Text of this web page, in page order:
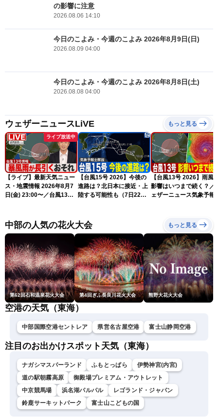
の影響に注意
2026.08.06 14:10
今日のこよみ・今週のこよみ 2026年8月9日(日)
2026.08.09 04:00
今日のこよみ・今週のこよみ 2026年8月8日(土)
2026.08.08 04:00
ウェザーニュースLiVE もっと見る
ライブ放送中
【ライブ】最新天気ニュー
ス・地震情報 2026年8月7
日(金) 23:00〜／台風13号
【台風15号 2026】今後の
進路は？北日本に接近・上
陸する可能性も（7日22時
【台風13号 2026】雨風
影響はいつまで続く？／
ェザーニュース気象予報
中部の人気の花火大会 もっと見る
第62回石和温泉花火大会 第4回ぎふ長良川花火大会 熊野大花火大会
空港の天気（東海）
中部国際空港セントレア 県営名古屋空港 富士山静岡空港
注目のお出かけスポット天気（東海）
ナガシマスパーランド ふもとっぱら
伊勢神宮(内宮)
道の駅朝霧高原
御殿場プレミアム・アウトレット
中京競馬場
浜名湖パルパル
レゴランド・ジャパン
鈴鹿サーキットパーク
富士山こどもの国